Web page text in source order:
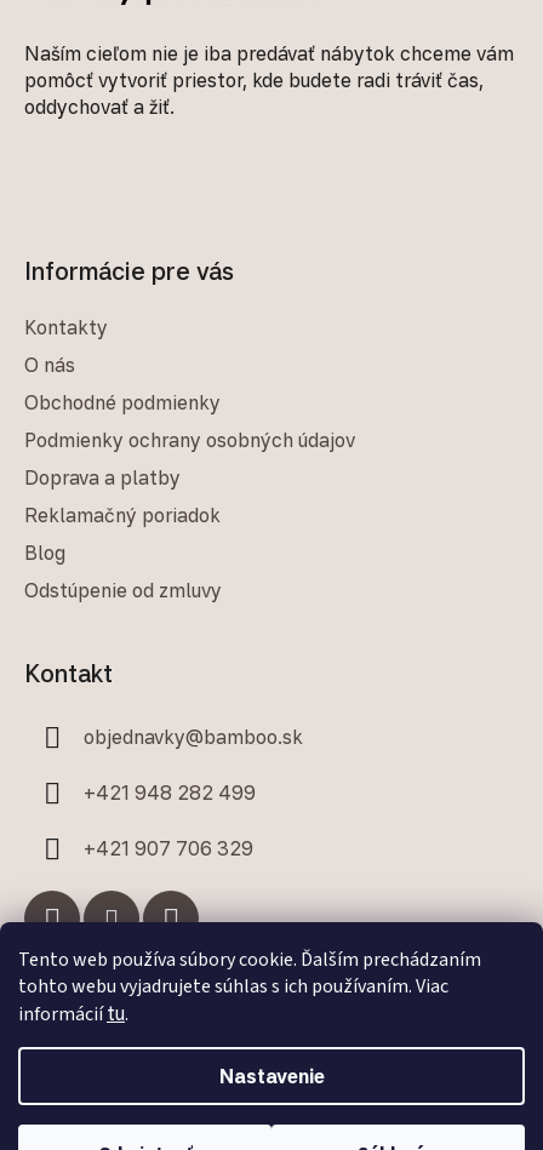
Tento web používa súbory cookie. Ďalším prechádzaním
tohto webu vyjadrujete súhlas s ich používaním. Viac
informáciítu.
Nastavenie
Naším cieľom nie je iba predávať nábytok chceme vám
pomôcť vytvoriť priestor, kde budete radi tráviť čas,
oddychovať a žiť.
Informácie pre vás
Kontakty
O nás
Obchodné podmienky
Podmienky ochrany osobných údajov
Doprava a platby
Reklamačný poriadok
Blog
Odstúpenie od zmluvy
Kontakt
objednavky@bamboo.sk
+421 948 282 499
+421 907 706 329
Facebook